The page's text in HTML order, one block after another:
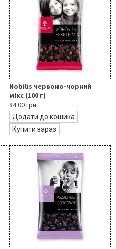
Nobilis червоно-чорний
мікс (100 г)
84.00 грн
Додати до кошика
Купити зараз